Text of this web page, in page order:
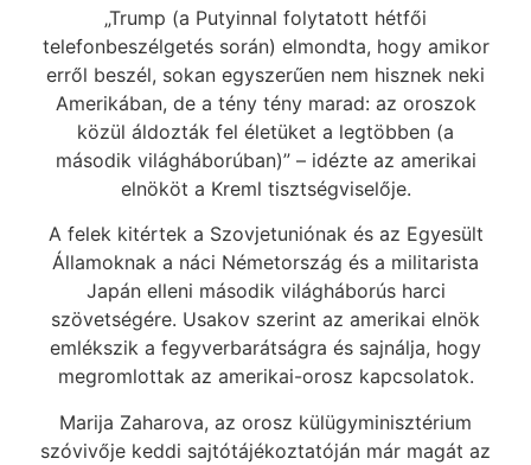
„Trump (a Putyinnal folytatott hétfői
telefonbeszélgetés során) elmondta, hogy amikor
erről beszél, sokan egyszerűen nem hisznek neki
Amerikában, de a tény tény marad: az oroszok
közül áldozták fel életüket a legtöbben (a
második világháborúban)” – idézte az amerikai
elnököt a Kreml tisztségviselője.
A felek kitértek a Szovjetuniónak és az Egyesült
Államoknak a náci Németország és a militarista
Japán elleni második világháborús harci
szövetségére. Usakov szerint az amerikai elnök
emlékszik a fegyverbarátságra és sajnálja, hogy
megromlottak az amerikai-orosz kapcsolatok.
Marija Zaharova, az orosz külügyminisztérium
szóvivője keddi sajtótájékoztatóján már magát az